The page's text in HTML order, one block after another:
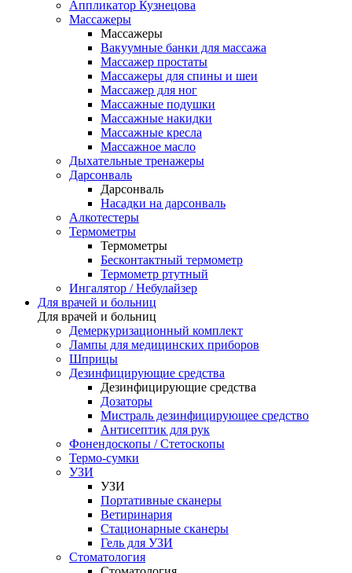
Аппликатор Кузнецова
Массажеры
Массажеры
Вакуумные банки для массажа
Массажер простаты
Массажеры для спины и шеи
Массажер для ног
Массажные подушки
Массажные накидки
Массажные кресла
Массажное масло
Дыхательные тренажеры
Дарсонваль
Дарсонваль
Насадки на дарсонваль
Алкотестеры
Термометры
Термометры
Бесконтактный термометр
Термометр ртутный
Ингалятор / Небулайзер
Для врачей и больниц
Для врачей и больниц
Демеркуризационный комплект
Лампы для медицинских приборов
Шприцы
Дезинфицирующие средства
Дезинфицирующие средства
Дозаторы
Мистраль дезинфицирующее средство
Антисептик для рук
Фонендоскопы / Стетоскопы
Термо-сумки
УЗИ
УЗИ
Портативные сканеры
Ветиринария
Стационарные сканеры
Гель для УЗИ
Стоматология